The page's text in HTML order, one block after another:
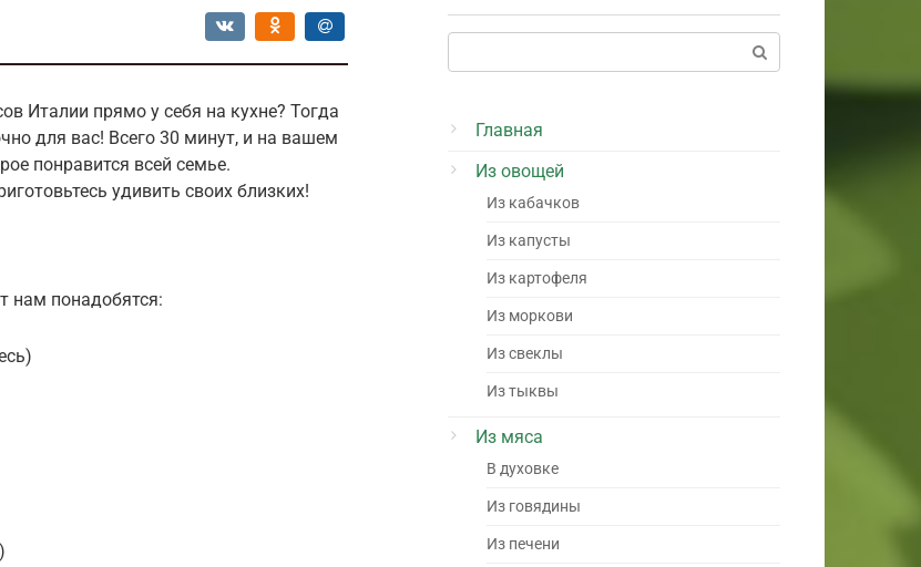
Италии прямо у себя на кухне? Тогда
для вас! Всего 30 минут, и на вашем
понравится всей семье.
удивить своих близких!
нам понадобятся:
Главная
Из овощей
Из кабачков
Из капусты
Из картофеля
Из моркови
Из свеклы
Из тыквы
Из мяса
В духовке
Из говядины
Из печени